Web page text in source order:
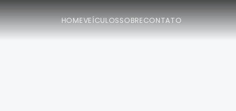
HOMEVEÍCULOSSOBRECONTATO